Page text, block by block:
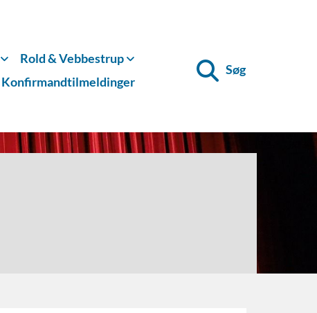
Rold & Vebbestrup
Konfirmandtilmeldinger
Søg